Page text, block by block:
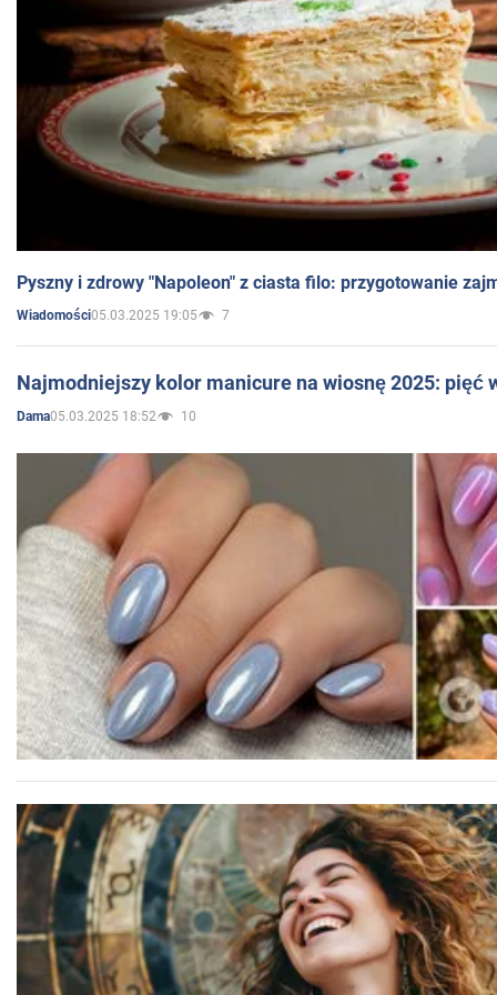
Pyszny i zdrowy "Napoleon" z ciasta filo: przygotowanie
Wiadomości05.03.2025 19:05 7
Najmodniejszy kolor manicure na wiosnę 2025: pięć
Dama05.03.2025 18:52 10